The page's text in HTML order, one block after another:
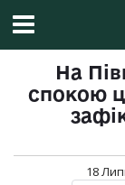
На
спокою
18